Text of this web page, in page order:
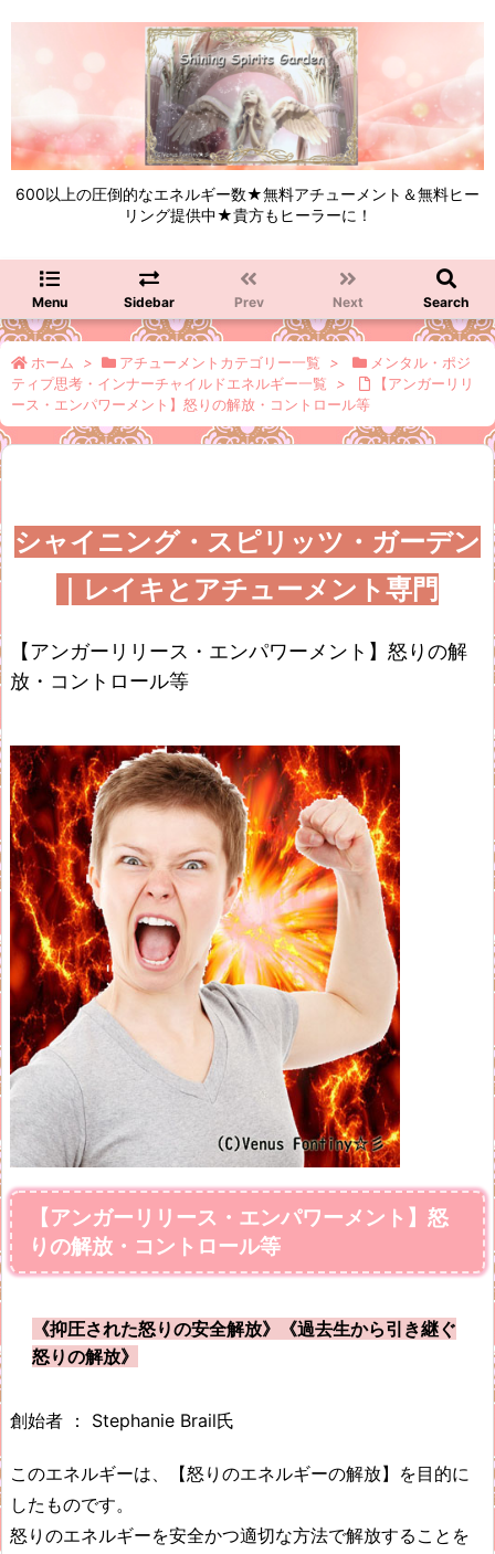
600以上の圧倒的なエネルギー数★無料アチューメント＆無料ヒー
リング提供中★貴方もヒーラーに！
Menu Sidebar Prev Next Search
ホーム > アチューメントカテゴリー一覧 >
メンタル・ポジ
ティプ思考・インナーチャイルドエネルギー一覧
>
【アンガーリリ
ース・エンパワーメント】怒りの解放・コントロール等
シャイニング・スピリッツ・ガーデン
｜レイキとアチューメント専門
【アンガーリリース・エンパワーメント】怒りの解
放・コントロール等
【アンガーリリース・エンパワーメント】怒
りの解放・コントロール等
《抑圧された怒りの安全解放》《過去生から引き継ぐ
怒りの解放》
創始者 ： Stephanie Brail氏
このエネルギーは、【怒りのエネルギーの解放】を目的に
したものです。
怒りのエネルギーを安全かつ適切な方法で解放することを